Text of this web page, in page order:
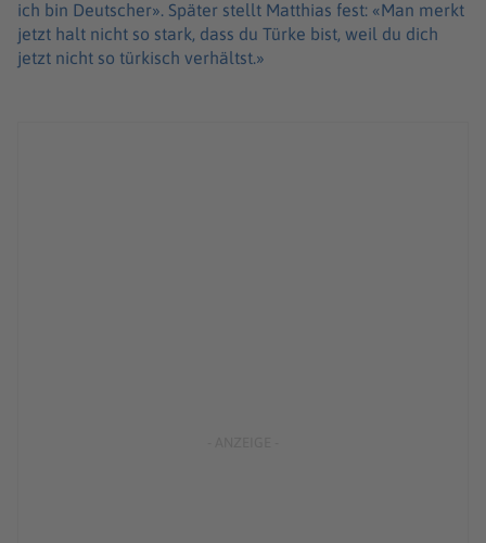
ich bin Deutscher». Später stellt Matthias fest: «Man merkt
jetzt halt nicht so stark, dass du Türke bist, weil du dich
jetzt nicht so türkisch verhältst.»